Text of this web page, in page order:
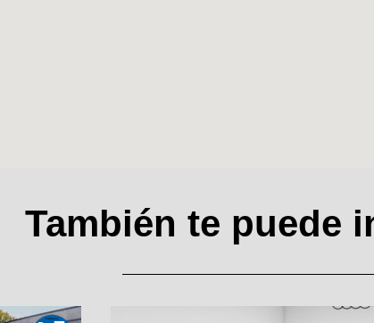
También te puede